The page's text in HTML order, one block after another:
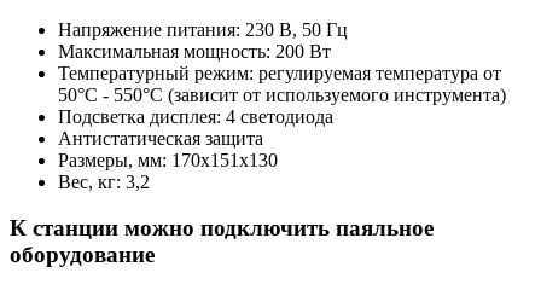
Напряжение питания: 230 В, 50 Гц
Максимальная мощность: 200 Вт
Температурный режим: регулируемая температура от
50°C - 550°C (зависит от используемого инструмента)
Подсветка дисплея: 4 светодиода
Антистатическая защита
Размеры, мм: 170х151х130
Вес, кг: 3,2
К станции можно подключить паяльное
оборудование